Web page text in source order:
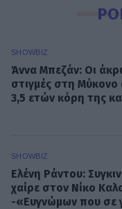
SHOWBIZ
Άννα Μπεζάν: Οι
στιγμές στη Μύκονο
3,5 ετών κόρη της
SHOWBIZ
Ελένη Ράντου:
χαίρε στον Νίκο
-«Ευγνώμων που σε